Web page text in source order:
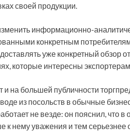
своей продукции.
информационно-
конкретным
уже конкретный обзор
которые интересны
на большей публичности
из посольств в обычные
не везде: он пояснил, что
к нему уважения и тем серьезнее